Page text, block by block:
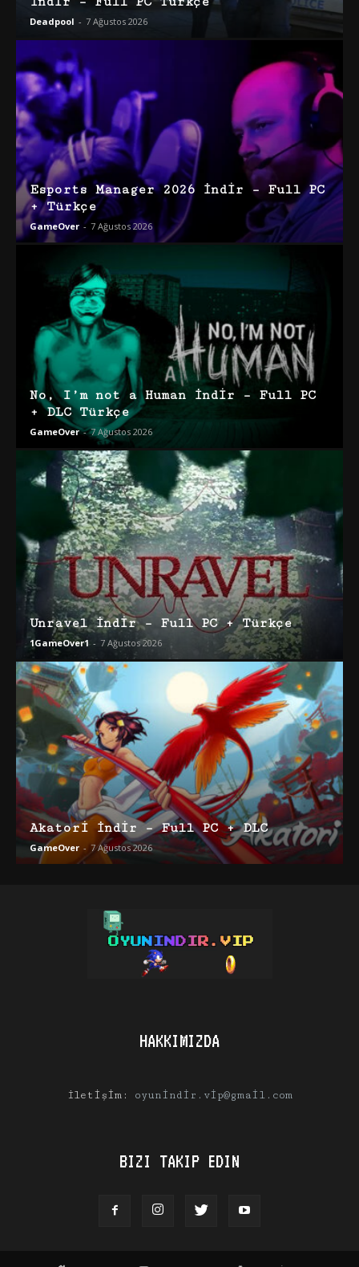
Deadpool - 7 Ağustos 2026
Esports Manager 2026 İndir – Full PC
+ Türkçe
GameOver - 7 Ağustos 2026
No, I’m not a Human İndir – Full PC
+ DLC Türkçe
GameOver - 7 Ağustos 2026
Unravel İndir – Full PC + Türkçe
1GameOver1 - 7 Ağustos 2026
Akatori İndir – Full PC + DLC
GameOver - 7 Ağustos 2026
HAKKIMIZDA
İletişim: oyunindir.vip@gmail.com
BIZI TAKIP EDIN